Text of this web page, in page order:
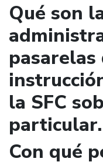
Qué son
pasarelas
la SFC
particular.
Con qué